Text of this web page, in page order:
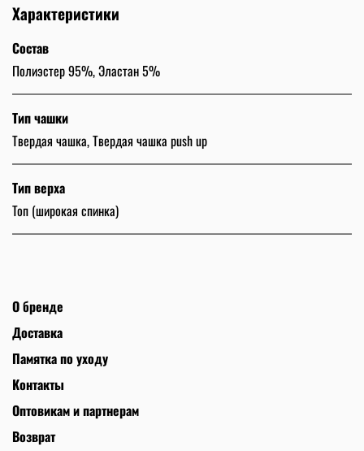
Характеристики
Состав
Полиэстер 95%, Эластан 5%
Тип чашки
Твердая чашка, Твердая чашка push up
Тип верха
Топ (широкая спинка)
О бренде
Доставка
Памятка по уходу
Контакты
Оптовикам и партнерам
Возврат